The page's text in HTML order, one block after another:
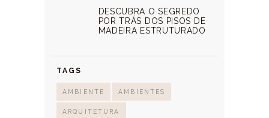
DESCUBRA O SEGREDO
POR TRÁS DOS PISOS DE
MADEIRA ESTRUTURADO
TAGS
AMBIENTE AMBIENTES
ARQUITETURA